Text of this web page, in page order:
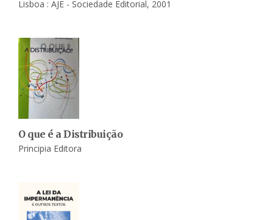
Lisboa : AJE - Sociedade Editorial, 2001
O que é a Distribuição
Principia Editora